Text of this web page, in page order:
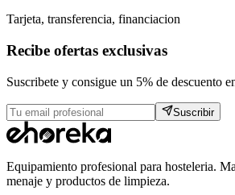
Tarjeta, transferencia, financiacion
Recibe ofertas exclusivas
Suscribete y consigue un 5% de descuento
Suscribir
Equipamiento profesional para hosteleria.
menaje y productos de limpieza.